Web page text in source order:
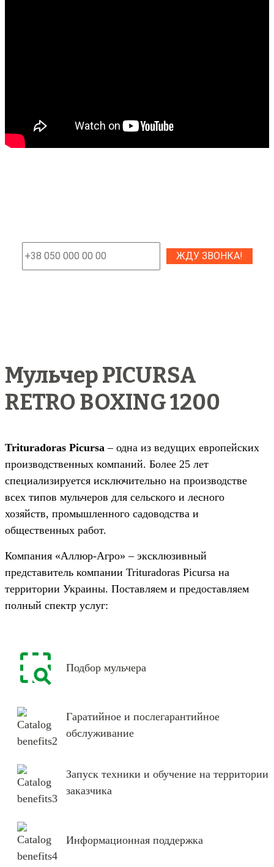
Мульчер PICURSA
RETRO BOXING 1200
Trituradoras Picursa – одна из ведущих европейских
производственных компаний. Более 25 лет
специализируется исключительно на производстве
всех типов мульчеров для сельского и лесного
хозяйств, промышленного садоводства и
общественных работ.
Компания «Аллюр-Агро» – эксклюзивный
представитель компании Trituradoras Picursa на
территории Украины. Поставляем и предоставляем
полный спектр услуг:
Подбор мульчера
Гаратийное и послегарантийное
обслуживание
Запуск техники и обучение на территории
заказчика
Информационная поддержка